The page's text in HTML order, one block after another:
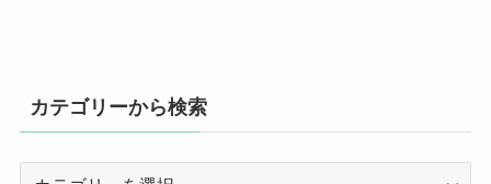
カテゴリーから検索